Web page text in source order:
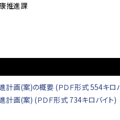
推進課
画(案)の概要 (ＰＤＦ形式 554キロ
画(案) (ＰＤＦ形式 734キロバイト)